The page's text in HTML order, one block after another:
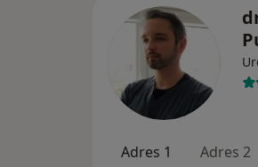
Adres 1 Adres 2